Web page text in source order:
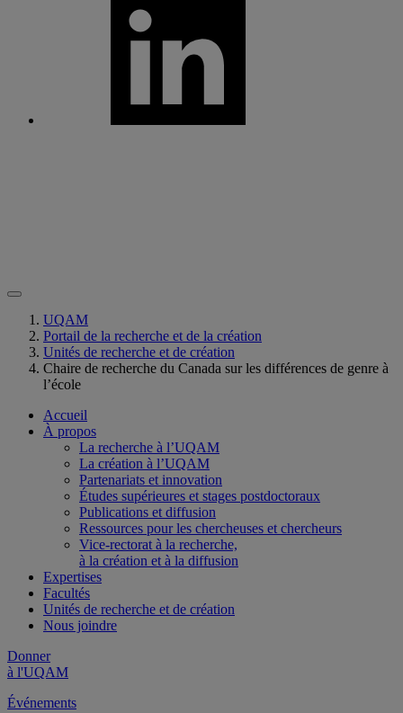
UQAM
Portail de la recherche et de la création
Unités de recherche et de création
Chaire de recherche du Canada sur les différences de genre à
l’école
Accueil
À propos
La recherche à l’UQAM
La création à l’UQAM
Partenariats et innovation
Études supérieures et stages postdoctoraux
Publications et diffusion
Ressources pour les chercheuses et chercheurs
Vice-rectorat à la recherche,
à la création et à la diffusion
Expertises
Facultés
Unités de recherche et de création
Nous joindre
Donner
à l'UQAM
Événements